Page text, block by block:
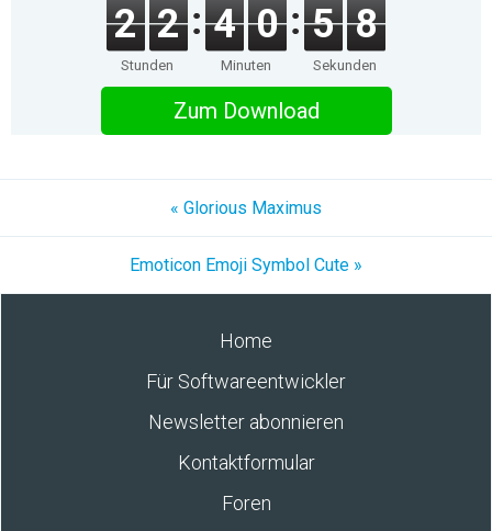
2 2
Stunden
4 0
Minuten
5 8
Sekunden
Zum Download
« Glorious Maximus
Emoticon Emoji Symbol Cute »
Home
Für Softwareentwickler
Newsletter abonnieren
Kontaktformular
Foren